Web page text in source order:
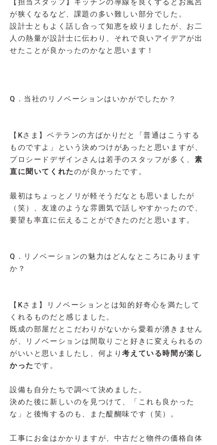
が狭くなるなど、課題の多い難しい部分でした。
設計士ともよく話し合って知恵を絞りましたが、お二
人の熱量が設計士に伝わり、それで良いアイデアが出
せたことが良かったのかなと思います！
Q．当社のリノベーションはいかがでしたか？
【Kさま】ベテランの方ばかりだと「普通はこうする
ものですよ」という決めつけがあったと思いますが、
プロシードデザインさんは若手のスタッフが多く、 素
直に聞いてくれたのが良かったです。
最初はちょっとノリが軽そうだなとも思いましたが
（笑）、友達のような雰囲気で話しやすかったので、
要望も率直に伝えることができたのだと思います。
Q．リノベーションの魅力はどんなところにあります
か？
【Kさま】リノベーションとは知的好奇心を満たして
くれるものだと感じました。
既成の部屋だとこだわりがないから愛着が湧きません
が、リノベーションは間取りごと好きに変えられるの
がいいと思いましたし、何より考えている時間が楽し
かった です。
設備も自分たちで調べて決めました。
決めた後に新しいのを見つけて、「これも良かった
な」と後悔するのも、また醍醐味です（笑）。
工事にお金はかかりますが、中古だと物件の価格自体